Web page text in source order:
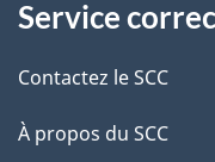
i
l
s
propos
de
ce
Service
Contactez le SCC
À propos du SCC